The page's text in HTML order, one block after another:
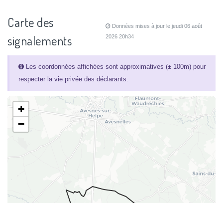
Carte des
signalements
Données mises à jour le jeudi 06 août
2026 20h34
Les coordonnées affichées sont approximatives (± 100m) pour
respecter la vie privée des déclarants.
+
−